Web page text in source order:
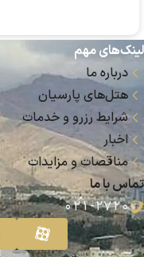
لینک‌های مهم
درباره‌ ما
هتل‌های پارسیان
شرایط رزرو و خدمات
اخبار
مناقصات و مزایدات
تماس با ما
۰۲۱-۲۷۲۰